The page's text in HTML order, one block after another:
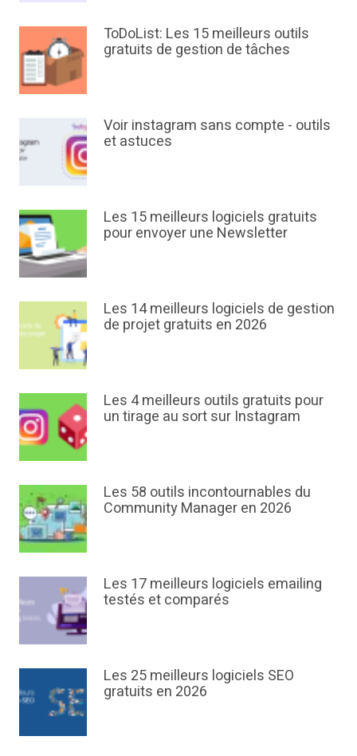
ToDoList: Les 15 meilleurs outils
gratuits de gestion de tâches
Voir instagram sans compte - outils
et astuces
Les 15 meilleurs logiciels gratuits
pour envoyer une Newsletter
Les 14 meilleurs logiciels de gestion
de projet gratuits en 2026
Les 4 meilleurs outils gratuits pour
un tirage au sort sur Instagram
Les 58 outils incontournables du
Community Manager en 2026
Les 17 meilleurs logiciels emailing
testés et comparés
Les 25 meilleurs logiciels SEO
gratuits en 2026